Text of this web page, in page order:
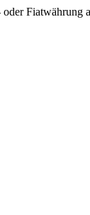
Fiatwährung